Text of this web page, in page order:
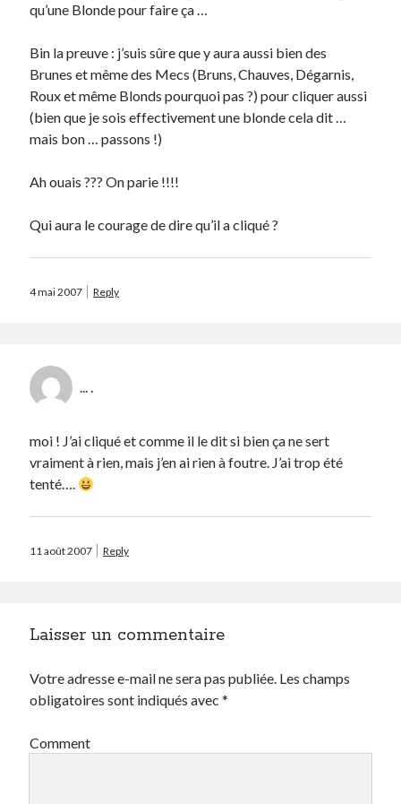
Search
Commentaires récents
GuillaumedansMonetico / Crédit Mutuel : comment éviter l’erreur
Thibaut Souffletdans
Ferry dans
Catégories
Crypto-monnaie
Développement
Domotique
McDonald's
Non classé
qu’une Blonde pour faire ça …
Bin la preuve : j’suis sûre que y aura aussi bien des
Brunes et même des Mecs (Bruns, Chauves, Dégarnis,
Roux et même Blonds pourquoi pas ?) pour cliquer aussi
(bien que je sois effectivement une blonde cela dit …
mais bon … passons !)
Ah ouais ??? On parie !!!!
Qui aura le courage de dire qu’il a cliqué ?
4 mai 2007 Reply
... .
moi ! J’ai cliqué et comme il le dit si bien ça ne sert
vraiment à rien, mais j’en ai rien à foutre. J’ai trop été
tenté….
11 août 2007 Reply
Laisser un commentaire
Votre adresse e-mail ne sera pas publiée. Les champs
obligatoires sont indiqués avec*
Comment